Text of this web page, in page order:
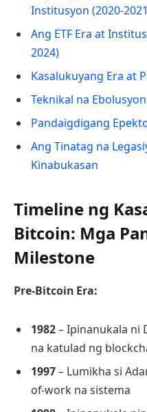
Institusyon (2020-
Ang ETF Era at
2024)
Kasalukuyang Era at
Teknikal na
Pandaigdigang
Ang Tinatag na
Kinabukasan
Timeline ng
Bitcoin: Mga
Milestone
Pre-Bitcoin Era:
1982– Ipinanukala ni
na katulad ng
1997– Lumikha si
of-work na sistema